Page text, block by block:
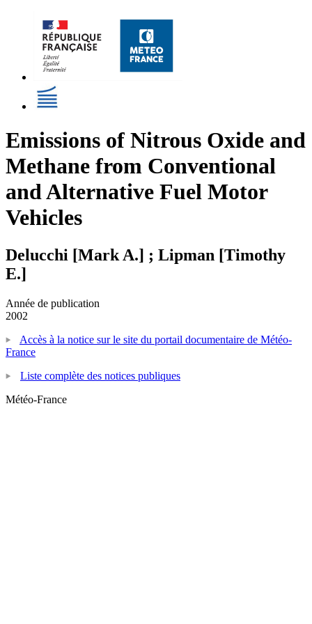
Emissions of Nitrous Oxide and
Methane from Conventional
and Alternative Fuel Motor
Vehicles
Delucchi [Mark A.] ; Lipman [Timothy
E.]
Année de publication
2002
Accès à la notice sur le site du portail documentaire de Météo-
France
Liste complète des notices publiques
Météo-France